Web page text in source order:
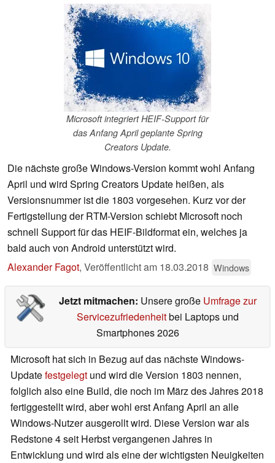
Microsoft integriert HEIF-Support für
das Anfang April geplante Spring
Creators Update.
Die nächste große Windows-Version kommt wohl Anfang
April und wird Spring Creators Update heißen, als
Versionsnummer ist die 1803 vorgesehen. Kurz vor der
Fertigstellung der RTM-Version schiebt Microsoft noch
schnell Support für das HEIF-Bildformat ein, welches ja
bald auch von Android unterstützt wird.
Alexander Fagot, Veröffentlicht am 18.03.2018 Windows
Jetzt mitmachen: Unsere große Umfrage zur
Servicezufriedenheitbei Laptops und
Smartphones 2026
Microsoft hat sich in Bezug auf das nächste Windows-
Updatefestgelegt und wird die Version 1803 nennen,
folglich also eine Build, die noch im März des Jahres 2018
fertiggestellt wird, aber wohl erst Anfang April an alle
Windows-Nutzer ausgerollt wird. Diese Version war als
Redstone 4 seit Herbst vergangenen Jahres in
Entwicklung und wird als eine der wichtigsten Neuigkeiten